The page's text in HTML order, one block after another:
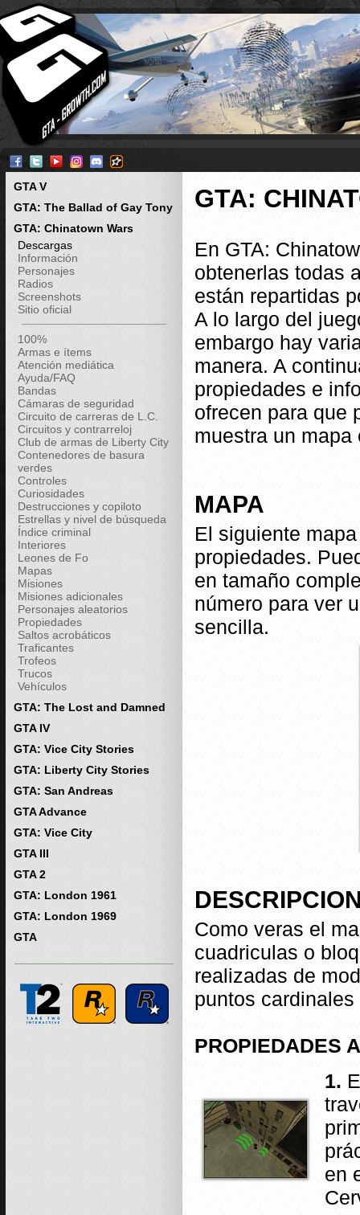
GTA V
GTA: The Ballad of Gay Tony
GTA: Chinatown Wars
Descargas
Información
Personajes
Radios
Screenshots
Sitio oficial
100%
Armas e ítems
Atención mediática
Ayuda/FAQ
Bandas
Cámaras de seguridad
Circuito de carreras de L.C.
Circuitos y contrarreloj
Club de armas de Liberty City
Contenedores de basura
verdes
Controles
Curiosidades
Destrucciones y copiloto
Estrellas y nivel de búsqueda
Índice criminal
Interiores
Leones de Fo
Mapas
Misiones
Misiones adicionales
Personajes aleatorios
Propiedades
Saltos acrobáticos
Traficantes
Trofeos
Trucos
Vehículos
GTA: The Lost and Damned
GTA IV
GTA: Vice City Stories
GTA: Liberty City Stories
GTA: San Andreas
GTA Advance
GTA: Vice City
GTA III
GTA 2
GTA: London 1961
GTA: London 1969
GTA
GTA:
En GTA:
obtenerlas todas
están repartidas
A lo largo del
embargo hay
manera. A
propiedades e
ofrecen para que
muestra un
MAPA
El siguiente
propiedades.
en tamaño
número para ver
sencilla.
Como veras el
cuadriculas o
realizadas de
puntos
PROPIEDADES
1.
en